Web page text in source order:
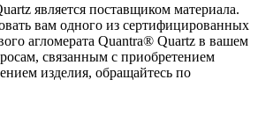
является поставщиком материала.
вам одного из сертифицированных
агломерата Quantra® Quartz в вашем
связанным с приобретением
изделия, обращайтесь по